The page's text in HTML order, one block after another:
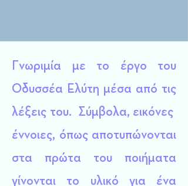
Γνωριμία με το έργο του
Οδυσσέα Ελύτη μέσα από τις
λέξεις του. Σύμβολα, εικόνες
έννοιες, όπως αποτυπώνονται
στα πρώτα του ποιήματα
γίνονται το υλικό για ένα